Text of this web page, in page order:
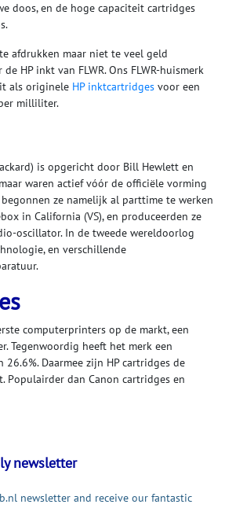
doos, en de hoge capaciteit cartridges
afdrukken maar niet te veel geld
HP inkt van FLWR. Ons FLWR-huismerk
als originele HP inktcartridges voor een
milliliter.
is opgericht door Bill Hewlett en
waren actief vóór de officiële vorming
ze namelijk al parttime te werken
in California (VS), en produceerden ze
oscillator. In de tweede wereldoorlog
en verschillende
computerprinters op de markt, een
Tegenwoordig heeft het merk een
Daarmee zijn HP cartridges de
Populairder dan Canon cartridges en
newsletter
newsletter and receive our fantastic